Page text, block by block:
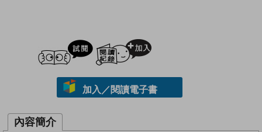
試閲
加入／閱讀電子書
內容簡介